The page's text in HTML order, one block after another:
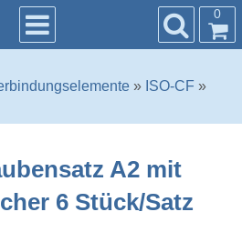
0
» ISO-CF »
A2 mit
6 Stück/Satz